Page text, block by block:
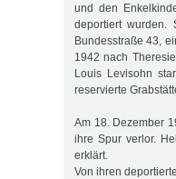
und den
deportiert
Bundesstraße 43,
1942 nach
Louis Levisohn
reservierte
Am 18. Dezember
ihre Spur verlor.
erklärt.
Von ihren